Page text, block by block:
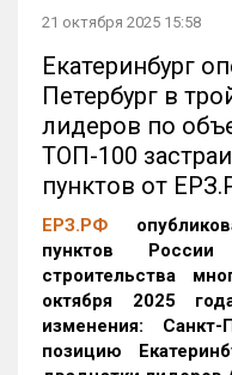
21 октября 2025 15:58
Екатеринбург
Петербург в
лидеров по
ТОП-100
пунктов от
ЕРЗ.РФ
пунктов
строительства
октября 2025
изменения:
позицию